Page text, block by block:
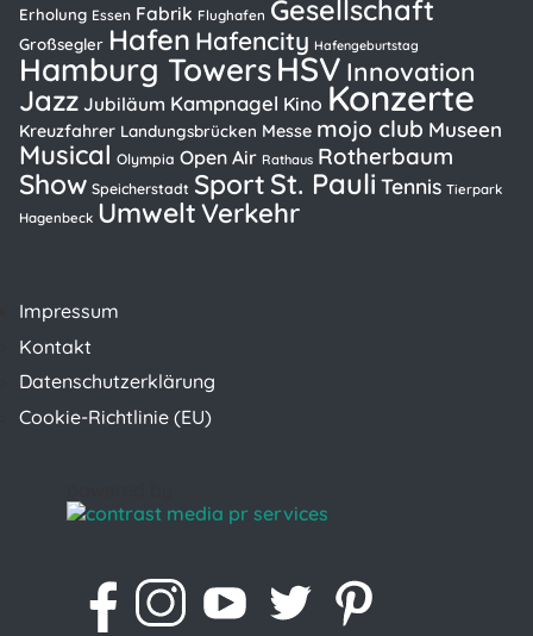
Impressum
Kontakt
Datenschutzerklärung
Cookie-Richtlinie (EU)
Erholung Essen Fabrik Flughafen Gesellschaft
Großsegler Hafen Hafencity Hafengeburtstag
Hamburg TowersHSV Innovation
Jazz Jubiläum Kampnagel Kino Konzerte
Kreuzfahrer Landungsbrücken Messe mojo club Museen
Musical Olympia Open Air Rathaus Rotherbaum
Show Speicherstadt Sport St. Pauli Tennis Tierpark
Hagenbeck UmweltVerkehr